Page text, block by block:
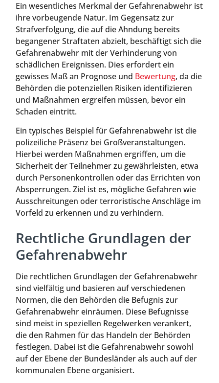
Ein wesentliches Merkmal der Gefahrenabwehr ist
ihre vorbeugende Natur. Im Gegensatz zur
Strafverfolgung, die auf die Ahndung bereits
begangener Straftaten abzielt, beschäftigt sich die
Gefahrenabwehr mit der Verhinderung von
schädlichen Ereignissen. Dies erfordert ein
gewisses Maß an Prognose und Bewertung, da die
Behörden die potenziellen Risiken identifizieren
und Maßnahmen ergreifen müssen, bevor ein
Schaden eintritt.
Ein typisches Beispiel für Gefahrenabwehr ist die
polizeiliche Präsenz bei Großveranstaltungen.
Hierbei werden Maßnahmen ergriffen, um die
Sicherheit der Teilnehmer zu gewährleisten, etwa
durch Personenkontrollen oder das Errichten von
Absperrungen. Ziel ist es, mögliche Gefahren wie
Ausschreitungen oder terroristische Anschläge im
Vorfeld zu erkennen und zu verhindern.
Rechtliche Grundlagen der
Gefahrenabwehr
Die rechtlichen Grundlagen der Gefahrenabwehr
sind vielfältig und basieren auf verschiedenen
Normen, die den Behörden die Befugnis zur
Gefahrenabwehr einräumen. Diese Befugnisse
sind meist in speziellen Regelwerken verankert,
die den Rahmen für das Handeln der Behörden
festlegen. Dabei ist die Gefahrenabwehr sowohl
auf der Ebene der Bundesländer als auch auf der
kommunalen Ebene organisiert.